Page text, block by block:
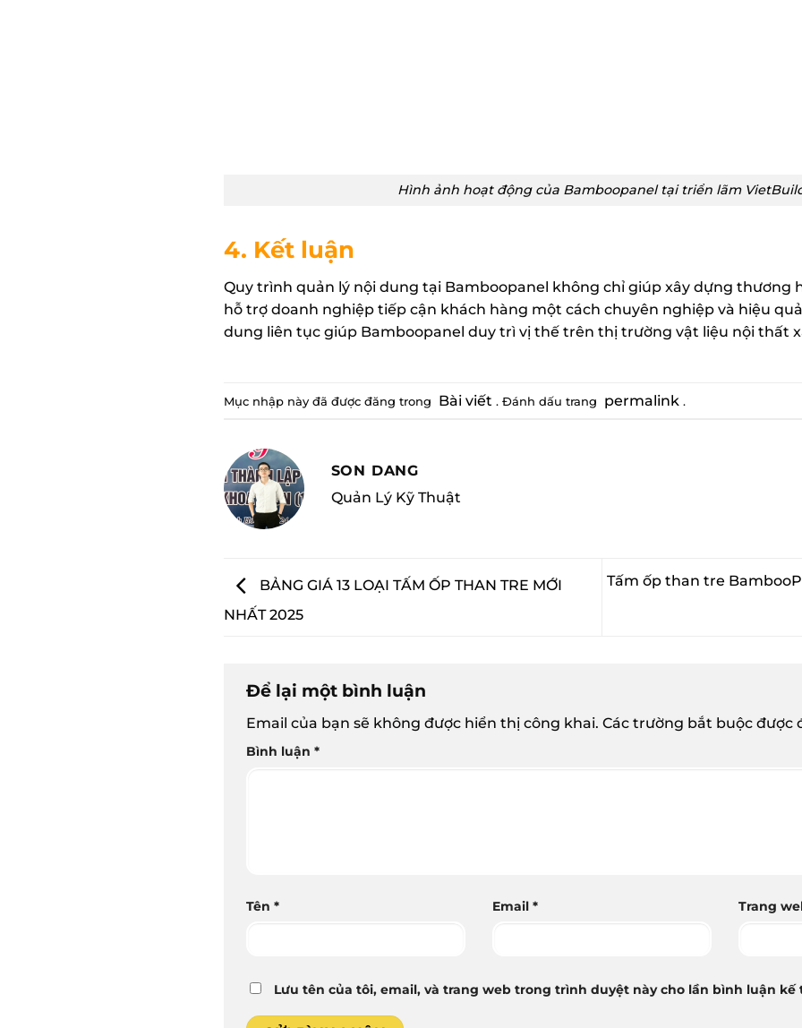
Hình ảnh hoạt động của Bamboopanel tại triển lãm
4. Kết luận
Quy trình quản lý nội dung tại Bamboopanel không chỉ giúp xây dựng thương
hỗ trợ doanh nghiệp tiếp cận khách hàng một cách chuyên nghiệp và hiệu
dung liên tục giúp Bamboopanel duy trì vị thế trên thị trường vật liệu nội thất
Mục nhập này đã được đăng trong Bài viết . Đánh dấu trang permalink .
SON DANG
Quản Lý Kỹ Thuật
BẢNG GIÁ 13 LOẠI TẤM ỐP THAN TRE MỚI
NHẤT 2025
Tấm ốp than tre
Để lại một bình luận
Email của bạn sẽ không được hiển thị công khai. Các trường bắt buộc được
Bình luận *
Tên * Email * Trang
Lưu tên của tôi, email, và trang web trong trình duyệt này cho lần bình luận kế